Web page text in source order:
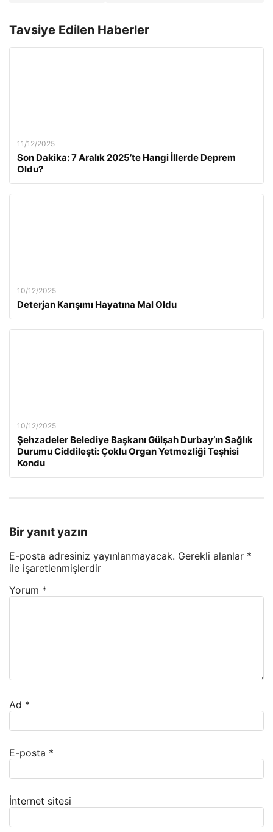
Tavsiye Edilen Haberler
11/12/2025
Son Dakika: 7 Aralık 2025’te Hangi İllerde Deprem
Oldu?
10/12/2025
Deterjan Karışımı Hayatına Mal Oldu
10/12/2025
Şehzadeler Belediye Başkanı Gülşah Durbay’ın Sağlık
Durumu Ciddileşti: Çoklu Organ Yetmezliği Teşhisi
Kondu
Bir yanıt yazın
E-posta adresiniz yayınlanmayacak. Gerekli alanlar *
ile işaretlenmişlerdir
Yorum *
Ad *
E-posta *
İnternet sitesi